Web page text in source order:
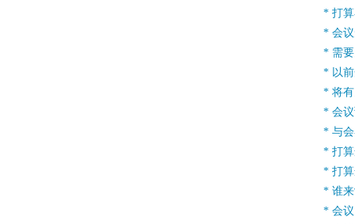
* 打
* 会
* 需
* 以
* 将
* 会
* 与
* 打
* 打
* 谁
* 会